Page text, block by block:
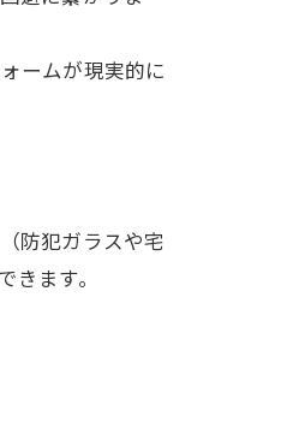
ームが現実的に
防犯ガラスや宅
ます。